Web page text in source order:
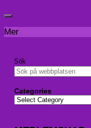
Mer
Sök
Categories